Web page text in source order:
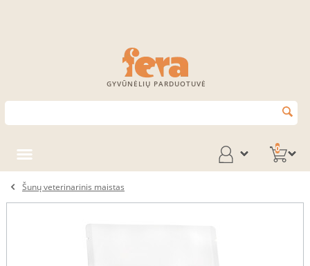
GYVŪNĖLIŲ PARDUOTUVĖ
0
Šunų veterinarinis maistas